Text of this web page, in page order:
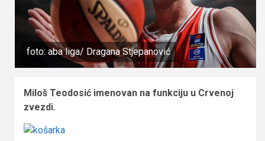
foto: aba liga/ Dragana Stjepanović
Miloš Teodosić imenovan na funkciju u Crvenoj
zvezdi.